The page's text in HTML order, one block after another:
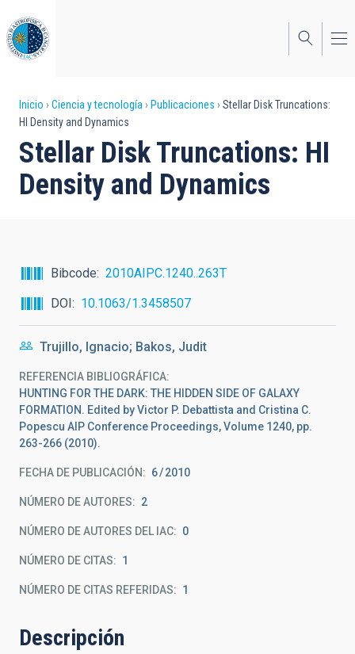
al
contenido
principal
Sobrescribir
enlaces
de
ayuda
navegación
Inicio Ciencia y tecnología Publicaciones
Stellar Disk Truncations:
HI Density and Dynamics
Stellar Disk Truncations: HI
Density and Dynamics
Bibcode
2010AIPC.1240..263T
DOI
10.1063/1.3458507
Trujillo, Ignacio; Bakos, Judit
REFERENCIA BIBLIOGRÁFICA
HUNTING FOR THE DARK: THE HIDDEN SIDE OF GALAXY
FORMATION. Edited by Victor P. Debattista and Cristina C.
Popescu AIP Conference Proceedings, Volume 1240, pp.
263-266 (2010).
FECHA DE PUBLICACIÓN: 6 2010
NÚMERO DE AUTORES 2
NÚMERO DE AUTORES DEL IAC 0
NÚMERO DE CITAS 1
NÚMERO DE CITAS REFERIDAS 1
Descripción